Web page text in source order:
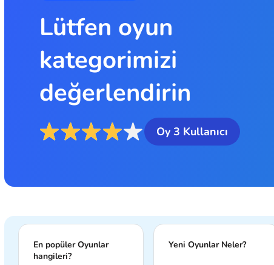
Lütfen oyun
kategorimizi
değerlendirin
Oy 3 Kullanıcı
En popüler Oyunlar
hangileri?
Yeni Oyunlar Neler?